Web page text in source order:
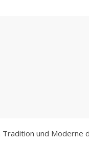
und Moderne